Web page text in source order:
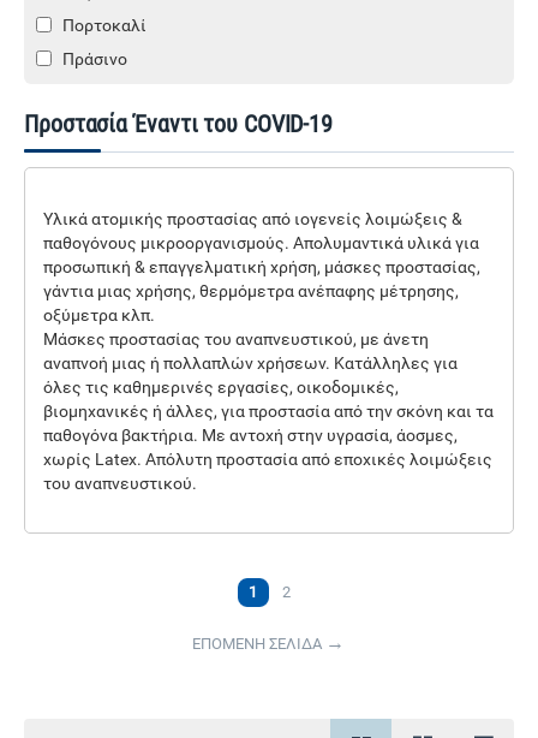
Πορτοκαλί
Πράσινο
Προστασία Έναντι του COVID-19
Υλικά ατομικής προστασίας από ιογενείς λοιμώξεις &
παθογόνους μικροοργανισμούς. Απολυμαντικά υλικά για
προσωπική & επαγγελματική χρήση, μάσκες προστασίας,
γάντια μιας χρήσης, θερμόμετρα ανέπαφης μέτρησης,
οξύμετρα κλπ.
Μάσκες προστασίας του αναπνευστικού, με άνετη
αναπνοή μιας ή πολλαπλών χρήσεων. Κατάλληλες για
όλες τις καθημερινές εργασίες, οικοδομικές,
βιομηχανικές ή άλλες, για προστασία από την σκόνη και τα
παθογόνα βακτήρια. Με αντοχή στην υγρασία, άοσμες,
χωρίς Latex. Απόλυτη προστασία από εποχικές λοιμώξεις
του αναπνευστικού.
1 2
ΕΠΟΜΕΝΗ ΣΕΛΙΔΑ